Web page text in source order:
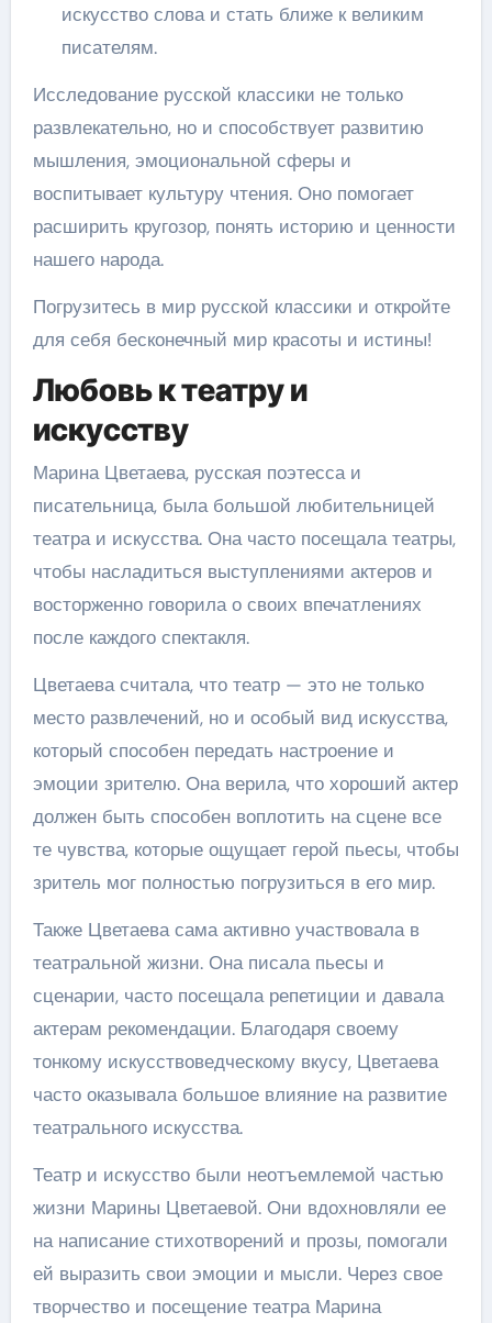
искусство слова и стать ближе к великим
писателям.
Исследование русской классики не только
развлекательно, но и способствует развитию
мышления, эмоциональной сферы и
воспитывает культуру чтения. Оно помогает
расширить кругозор, понять историю и ценности
нашего народа.
Погрузитесь в мир русской классики и откройте
для себя бесконечный мир красоты и истины!
Любовь к театру и
искусству
Марина Цветаева, русская поэтесса и
писательница, была большой любительницей
театра и искусства. Она часто посещала театры,
чтобы насладиться выступлениями актеров и
восторженно говорила о своих впечатлениях
после каждого спектакля.
Цветаева считала, что театр — это не только
место развлечений, но и особый вид искусства,
который способен передать настроение и
эмоции зрителю. Она верила, что хороший актер
должен быть способен воплотить на сцене все
те чувства, которые ощущает герой пьесы, чтобы
зритель мог полностью погрузиться в его мир.
Также Цветаева сама активно участвовала в
театральной жизни. Она писала пьесы и
сценарии, часто посещала репетиции и давала
актерам рекомендации. Благодаря своему
тонкому искусствоведческому вкусу, Цветаева
часто оказывала большое влияние на развитие
театрального искусства.
Театр и искусство были неотъемлемой частью
жизни Марины Цветаевой. Они вдохновляли ее
на написание стихотворений и прозы, помогали
ей выразить свои эмоции и мысли. Через свое
творчество и посещение театра Марина